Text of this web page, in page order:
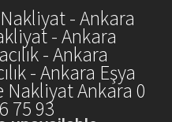
- Ankara
- Ankara
- Ankara
- Ankara Eşya
Nakliyat Ankara 0
75 93